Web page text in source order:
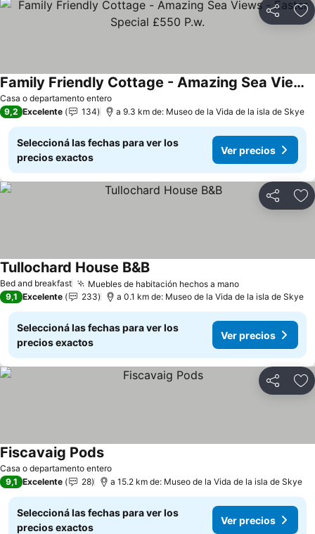
Compartir
Casa o departamento entero
Family Friendly Cottage - Amazing Sea Views - Easter Special £550 P.w.
Ver precios
9,2 Excelente 134 a 9.3 km de: Museo de la Vida de la isla de Skye
Seleccioná las fechas para ver los
precios exactos
Ver precios
Compartir
Bed and breakfast Muebles de habitación hechos a manoVer precios
Tullochard House B&BVer precios
9,1 Excelente 233 a 0.1 km de: Museo de la Vida de la isla de Skye
Seleccioná las fechas para ver los
precios exactos
Ver precios
Compartir
Casa o departamento entero
Fiscavaig PodsVer precios
9,1 Excelente 28 a 15.2 km de: Museo de la Vida de la isla de Skye
Seleccioná las fechas para ver los
precios exactos
Ver precios